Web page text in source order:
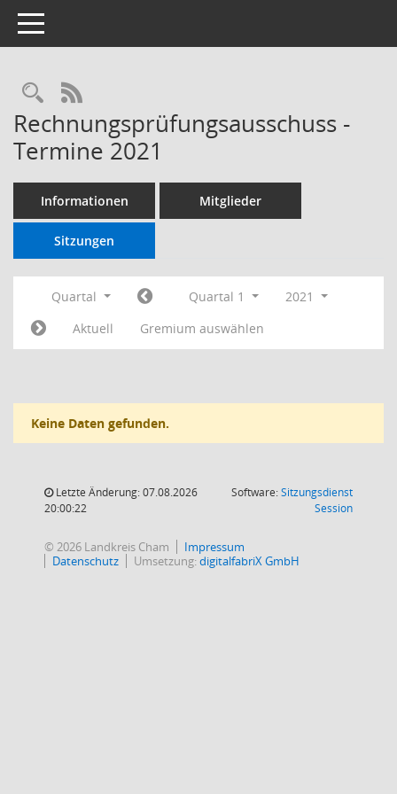
Toggle navigation
RSS-Feed
Rechnungsprüfungsausschuss -
Termine 2021
Informationen Mitglieder
Sitzungen
Quartal Quartal 1
2021
Aktuell
Gremium auswählen
Keine Daten gefunden.
Letzte Änderung: 07.08.2026
20:00:22
Software:Sitzungsdienst
Session(Wird in
© 2026 Landkreis Cham
Impressum
Datenschutz
Umsetzung:digitalfabriX GmbH